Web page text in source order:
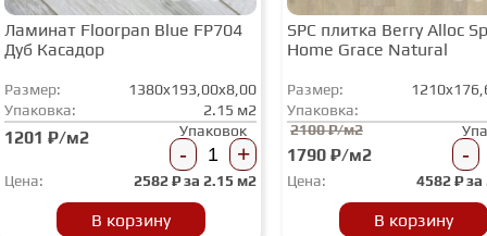
Ламинат Floorpan Blue FP704
Дуб Касадор
Размер:
1380x193,00x8,00
Упаковка:
2.15 м2
1201 ₽/м2 Упаковок
- +
Цена: 2582₽ за 2.15 м2
В корзину
SPC плитка Berry Alloc
Home Grace Natural
Размер:
Упаковка:
2100 ₽/м2
1790 ₽/м2 -
Цена: 4582₽ за
В корзину